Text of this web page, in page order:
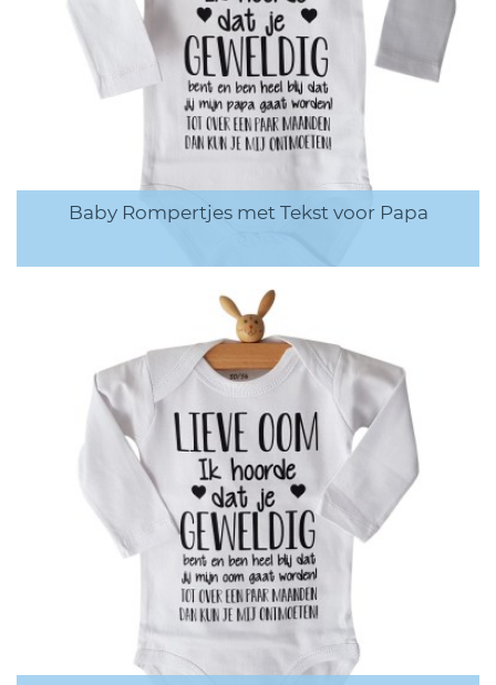
Baby Rompertjes met Tekst voor Papa